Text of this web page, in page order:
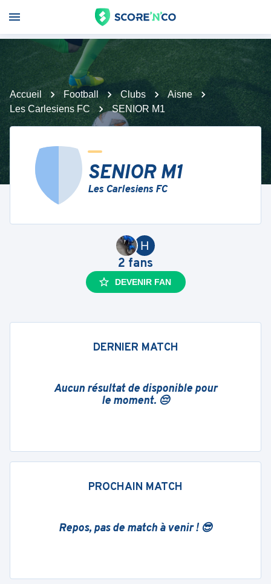
Accueil Football Clubs
Aisne
Les Carlesiens FC
SENIOR M1
SENIOR M1
Les Carlesiens FC
H
2 fans
DEVENIR FAN
DERNIER MATCH
Aucun résultat de disponible pour
le moment. 😔
PROCHAIN MATCH
Repos, pas de match à venir ! 😎